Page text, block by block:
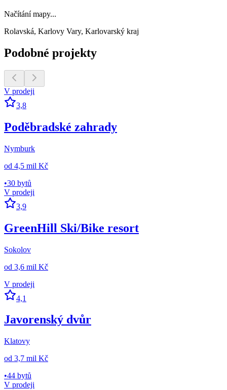
Načítání mapy...
Rolavská, Karlovy Vary, Karlovarský kraj
Podobné projekty
V prodeji
3,8
Poděbradské zahrady
Nymburk
od 4,5 mil Kč
•30 bytů
V prodeji
3,9
GreenHill Ski/Bike resort
Sokolov
od 3,6 mil Kč
V prodeji
4,1
Javorenský dvůr
Klatovy
od 3,7 mil Kč
•44 bytů
V prodeji